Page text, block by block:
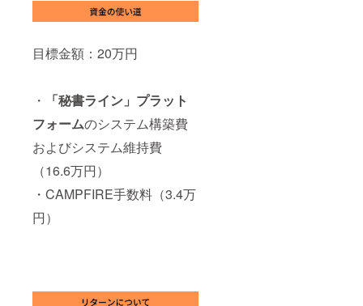
目標金額：20万円
・
「秘書ライン」プラット
フォームのシステム構築費
およびシステム維持費
（16.6万円）
・CAMPFIRE手数料（3.4万
円）